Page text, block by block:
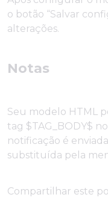
o botão “Salvar
alterações.
Notas
Seu modelo HTML
tag $TAG_BODY$
notificação é
substituída pela
Compartilhar este